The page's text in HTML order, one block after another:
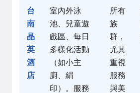
台
南
晶
英
酒
店
室內外泳
池、兒童遊
戲區、每日
多樣化活動
（如小主
廚、絹
印）。服務
所有
族
群，
尤其
重視
服務
與美